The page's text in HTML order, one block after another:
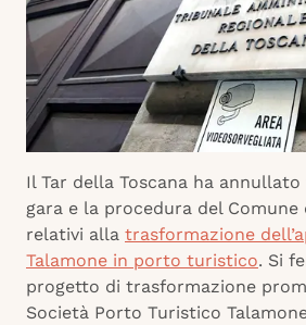
Il Tar della Toscana ha
gara e la procedura del
relativi alla trasformazione
Talamone in porto turistico. Si
progetto di trasformazione
Società Porto Turistico